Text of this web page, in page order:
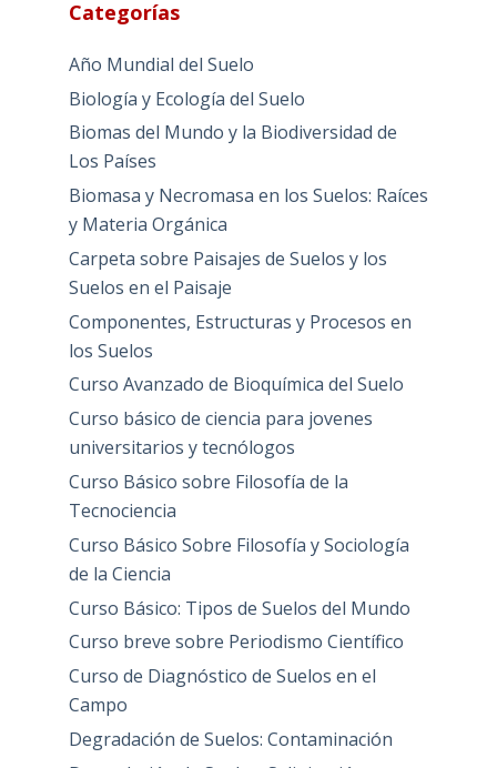
Categorías
Año Mundial del Suelo
Biología y Ecología del Suelo
Biomas del Mundo y la Biodiversidad de
Los Países
Biomasa y Necromasa en los Suelos: Raíces
y Materia Orgánica
Carpeta sobre Paisajes de Suelos y los
Suelos en el Paisaje
Componentes, Estructuras y Procesos en
los Suelos
Curso Avanzado de Bioquímica del Suelo
Curso básico de ciencia para jovenes
universitarios y tecnólogos
Curso Básico sobre Filosofía de la
Tecnociencia
Curso Básico Sobre Filosofía y Sociología
de la Ciencia
Curso Básico: Tipos de Suelos del Mundo
Curso breve sobre Periodismo Científico
Curso de Diagnóstico de Suelos en el
Campo
Degradación de Suelos: Contaminación